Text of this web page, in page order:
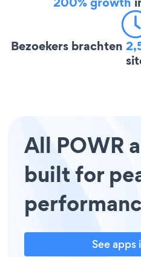
Bezoekers brachten
All POWR
built for
See apps